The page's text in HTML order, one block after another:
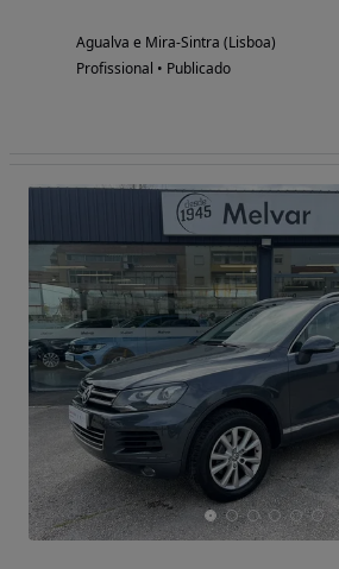
Agualva e Mira-Sintra (Lisboa)
Profissional • Publicado